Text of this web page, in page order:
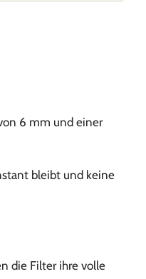
6 mm und einer
bleibt und keine
die Filter ihre volle